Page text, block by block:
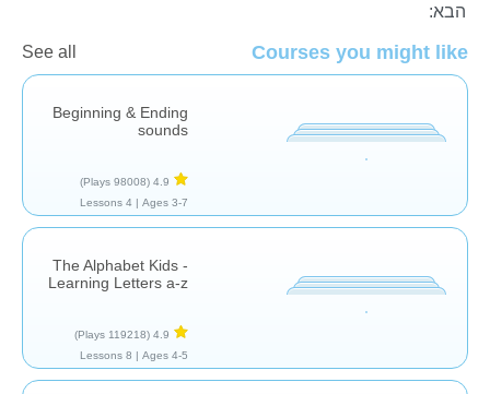
הבא:
Courses you might like
See all
Beginning & Ending
sounds
4.9
(98008 Plays)
Ages 3-7 |
4 Lessons
The Alphabet Kids -
Learning Letters a-z
4.9
(119218 Plays)
Ages 4-5 |
8 Lessons